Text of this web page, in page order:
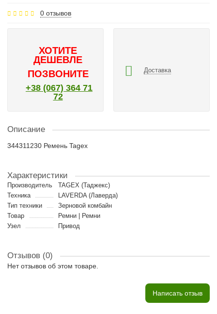
0 отзывов
ХОТИТЕ
ДЕШЕВЛЕ
ПОЗВОНИТЕ
+38 (067) 364 71
72
Доставка
Описание
344311230 Ремень Tagex
Характеристики
Производитель
TAGEX (Таджекс)
Техника
LAVERDA (Лаверда)
Тип техники
Зерновой комбайн
Товар
Ремни | Ремни
Узел
Привод
Отзывов (0)
Нет отзывов об этом товаре.
Написать отзыв